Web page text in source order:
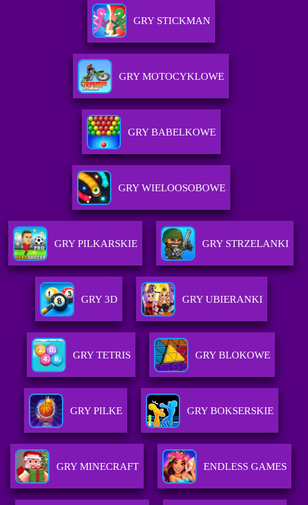
GRY STICKMAN
GRY MOTOCYKLOWE
GRY BABELKOWE
GRY WIELOOSOBOWE
GRY PILKARSKIE GRY STRZELANKI
GRY 3D GRY UBIERANKI
GRY TETRIS GRY BLOKOWE
GRY PILKE GRY BOKSERSKIE
GRY MINECRAFT ENDLESS GAMES